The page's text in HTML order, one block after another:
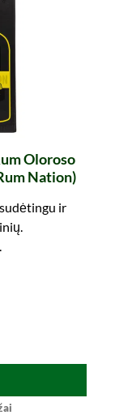
Oloroso
Nation)
ir